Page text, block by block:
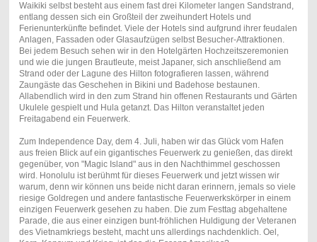
Waikiki selbst besteht aus einem fast drei Kilometer langen Sandstrand,
entlang dessen sich ein Großteil der zweihundert Hotels und
Ferienunterkünfte befindet. Viele der Hotels sind aufgrund ihrer feudalen
Anlagen, Fassaden oder Glasaufzügen selbst Besucher-Attraktionen.
Bei jedem Besuch sehen wir in den Hotelgärten Hochzeitszeremonien
und wie die jungen Brautleute, meist Japaner, sich anschließend am
Strand oder der Lagune des Hilton fotografieren lassen, während
Zaungäste das Geschehen in Bikini und Badehose bestaunen.
Allabendlich wird in den zum Strand hin offenen Restaurants und Gärten
Ukulele gespielt und Hula getanzt. Das Hilton veranstaltet jeden
Freitagabend ein Feuerwerk.
Zum Independence Day, dem 4. Juli, haben wir das Glück vom Hafen
aus freien Blick auf ein gigantisches Feuerwerk zu genießen, das direkt
gegenüber, von "Magic Island" aus in den Nachthimmel geschossen
wird. Honolulu ist berühmt für dieses Feuerwerk und jetzt wissen wir
warum, denn wir können uns beide nicht daran erinnern, jemals so viele
riesige Goldregen und andere fantastische Feuerwerkskörper in einem
einzigen Feuerwerk gesehen zu haben. Die zum Festtag abgehaltene
Parade, die aus einer einzigen bunt-fröhlichen Huldigung der Veteranen
des Vietnamkriegs besteht, macht uns allerdings nachdenklich. Oel,